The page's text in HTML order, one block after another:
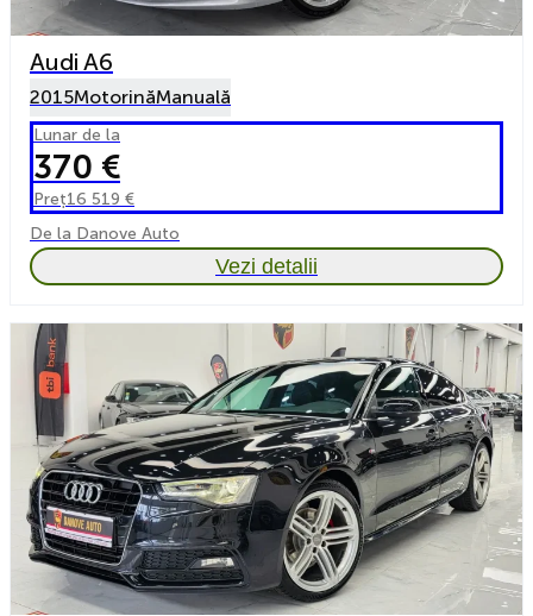
Audi A6
2015MotorinăManuală
Lunar de la
370 €
Preț16 519 €
De la Danove Auto
Vezi detalii